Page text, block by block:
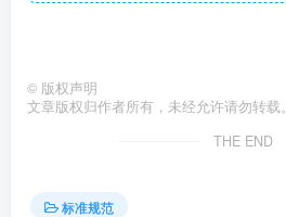
© 版权声明
文章版权归作者所有，未经允许请勿转载。
THE END
标准规范